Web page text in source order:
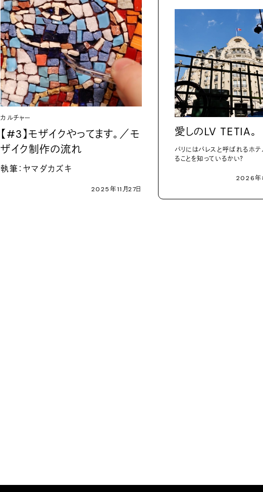
カルチャー
【#3】モザイクやってます。／モ
ザイク制作の流れ
執筆：ヤマダカズキ
2025年11月27日
愛しのLV TETIA。
パリにはパレスと呼ばれるホ
ることを知っているかい？
2026年